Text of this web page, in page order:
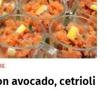
avocado, cetrioli